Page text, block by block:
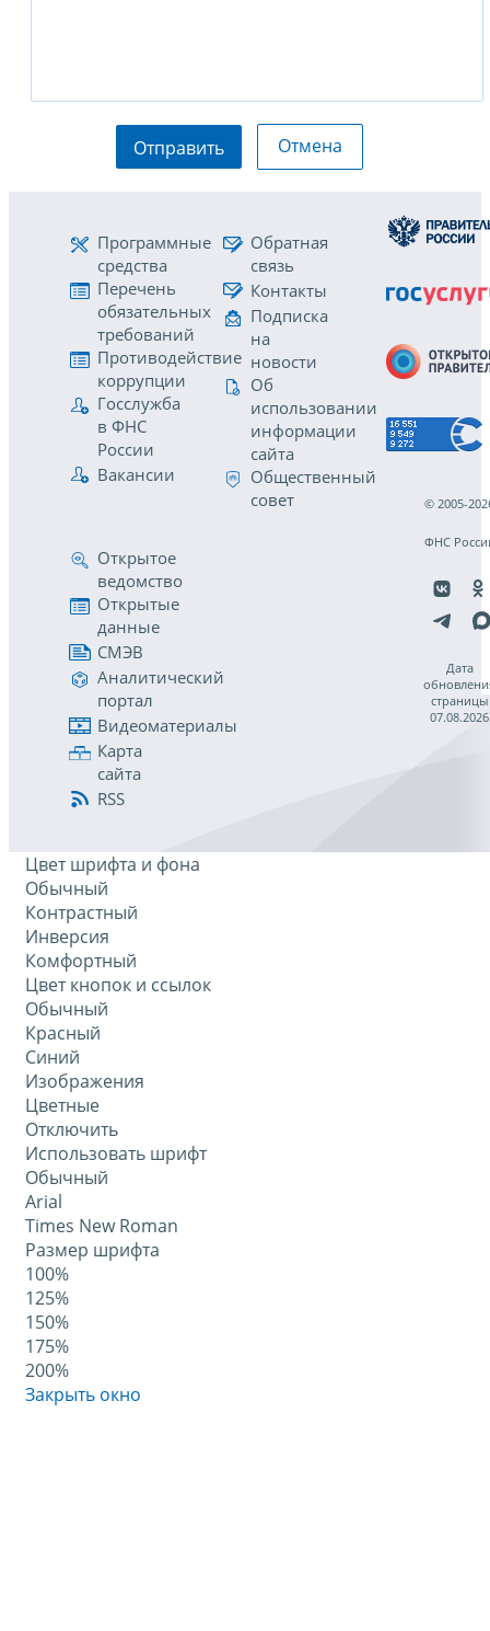
Отправить Отмена
Программные
средства
Перечень
обязательных
требований
Противодействие
коррупции
Госслужба
в ФНС
России
Вакансии
Обратная
связь
Контакты
Подписка
на
новости
Об
использовании
информации
сайта
Общественный
совет
Открытое
ведомство
Открытые
данные
СМЭВ
Аналитический
портал
Видеоматериалы
Карта
сайта
RSS
© 2005-
ФНС
Дата
страницы
07.08.2026
Цвет шрифта и фона
Обычный
Контрастный
Инверсия
Комфортный
Цвет кнопок и ссылок
Обычный
Красный
Синий
Изображения
Цветные
Отключить
Использовать шрифт
Обычный
Arial
Times New Roman
Размер шрифта
100%
125%
150%
175%
200%
Закрыть окно